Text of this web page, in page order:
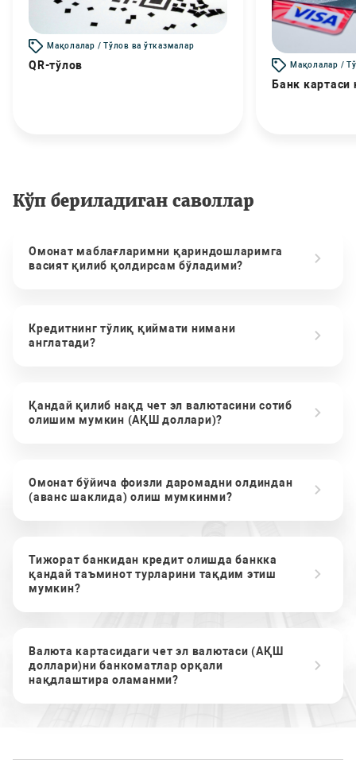
Мақолалар / Тўлов ва ўтказмалар
QR-тўлов Мақолалар /
Банк картаси
Кўп бериладиган саволлар
Омонат маблағларимни қариндошларимга
васият қилиб қолдирсам бўладими?
Кредитнинг тўлиқ қиймати нимани
англатади?
Қандай қилиб нақд чет эл валютасини сотиб
олишим мумкин (АҚШ доллари)?
Омонат бўйича фоизли даромадни олдиндан
(аванс шаклида) олиш мумкинми?
Тижорат банкидан кредит олишда банкка
қандай таъминот турларини тақдим этиш
мумкин?
Валюта картасидаги чет эл валютаси (АҚШ
доллари)ни банкоматлар орқали
нақдлаштира оламанми?